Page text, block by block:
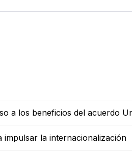
a los beneficios del acuerdo
la internacionalización